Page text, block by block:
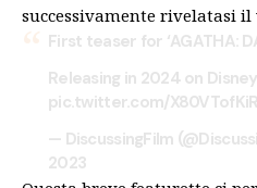
successivamente rivelatasi
First teaser for ‘AGATHA:
Releasing in 2024 on
pic.twitter.com/X80VTofKiR
— DiscussingFilm
2023